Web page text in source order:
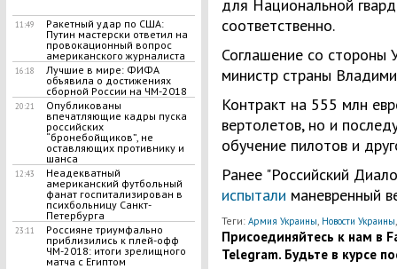
11:49
Ракетный удар по США:
Путин мастерски ответил на
провокационный вопрос
американского журналиста
16:18
Лучшие в мире: ФИФА
объявила о достижениях
сборной России на ЧМ-2018
20:21
Опубликованы
впечатляющие кадры пуска
российских
“бронебойщиков”, не
оставляющих противнику и
шанса
12:43
Неадекватный
американский футбольный
фанат госпитализирован в
психбольницу Санкт-
Петербурга
23:11
Россияне триумфально
приблизились к плей-офф
ЧМ-2018: итоги зрелищного
матча с Египтом
для Национальной
соответственно.
Соглашение со стороны
министр страны
Контракт на 555 млн
вертолетов, но и
обучение пилотов и
Ранее "Российский
испытали маневренный
Теги: Армия Украины, Новости Украины
Присоединяйтесь к нам в
Telegram. Будьте в курсе